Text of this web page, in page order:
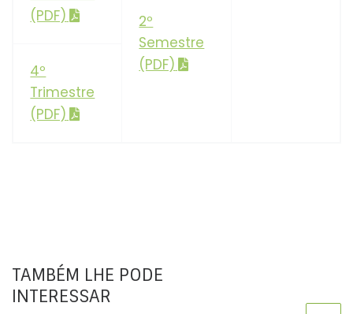
(PDF)
2º
Semestre
(PDF)
4º
Trimestre
(PDF)
TAMBÉM LHE PODE
INTERESSAR